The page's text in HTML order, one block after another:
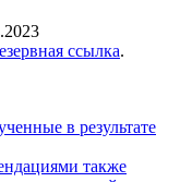
ссылка.
в результате
также